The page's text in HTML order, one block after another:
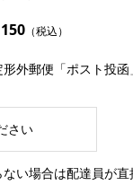
（税込）
外郵便「ポスト投函
い場合は配達員が直